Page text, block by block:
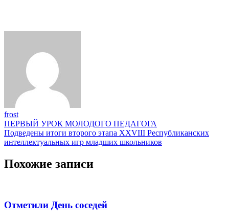
frost
Навигация
по
ПЕРВЫЙ УРОК МОЛОДОГО ПЕДАГОГА
Подведены итоги второго этапа XXVIII Республиканских
интеллектуальных игр младших школьников
Похожие записи
Отметили День соседей